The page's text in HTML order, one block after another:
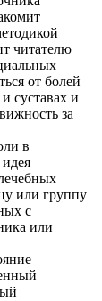
читателю
от болей
суставах и
за
в
или группу
с
или